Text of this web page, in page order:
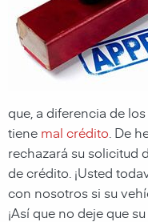
que, a diferencia de
tiene mal crédito . De
rechazará su solicitud
de crédito. ¡Usted
con nosotros si su
¡Así que no deje que